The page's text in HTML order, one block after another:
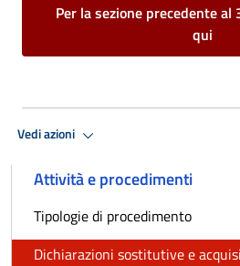
Per la sezione precedente
qui
Vedi azioni
Attività e procedimenti
Tipologie di procedimento
Dichiarazioni sostitutive e